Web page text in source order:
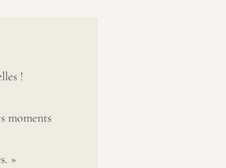
!
moments
»